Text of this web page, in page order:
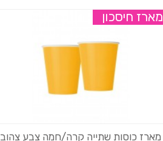
מארז חיסכון
מארז כוסות שתייה קרה/חמה צבע צהוב